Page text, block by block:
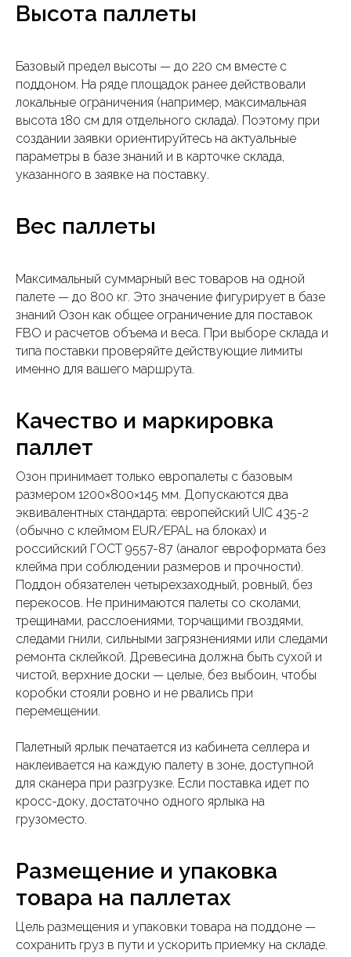
Высота паллеты
Базовый предел высоты — до 220 см вместе с
поддоном. На ряде площадок ранее действовали
локальные ограничения (например, максимальная
высота 180 см для отдельного склада). Поэтому при
создании заявки ориентируйтесь на актуальные
параметры в базе знаний и в карточке склада,
указанного в заявке на поставку.
Вес паллеты
Максимальный суммарный вес товаров на одной
палете — до 800 кг. Это значение фигурирует в базе
знаний Озон как общее ограничение для поставок
FBO и расчетов объема и веса. При выборе склада и
типа поставки проверяйте действующие лимиты
именно для вашего маршрута.
Качество и маркировка
паллет
Озон принимает только европалеты с базовым
размером 1200×800×145 мм. Допускаются два
эквивалентных стандарта: европейский UIC 435-2
(обычно с клеймом EUR/EPAL на блоках) и
российский ГОСТ 9557-87 (аналог евроформата без
клейма при соблюдении размеров и прочности).
Поддон обязателен четырехзаходный, ровный, без
перекосов. Не принимаются палеты со сколами,
трещинами, расслоениями, торчащими гвоздями,
следами гнили, сильными загрязнениями или следами
ремонта склейкой. Древесина должна быть сухой и
чистой, верхние доски — целые, без выбоин, чтобы
коробки стояли ровно и не рвались при
перемещении.
Палетный ярлык печатается из кабинета селлера и
наклеивается на каждую палету в зоне, доступной
для сканера при разгрузке. Если поставка идет по
кросс-доку, достаточно одного ярлыка на
грузоместо.
Размещение и упаковка
товара на паллетах
Цель размещения и упаковки товара на поддоне —
сохранить груз в пути и ускорить приемку на складе.